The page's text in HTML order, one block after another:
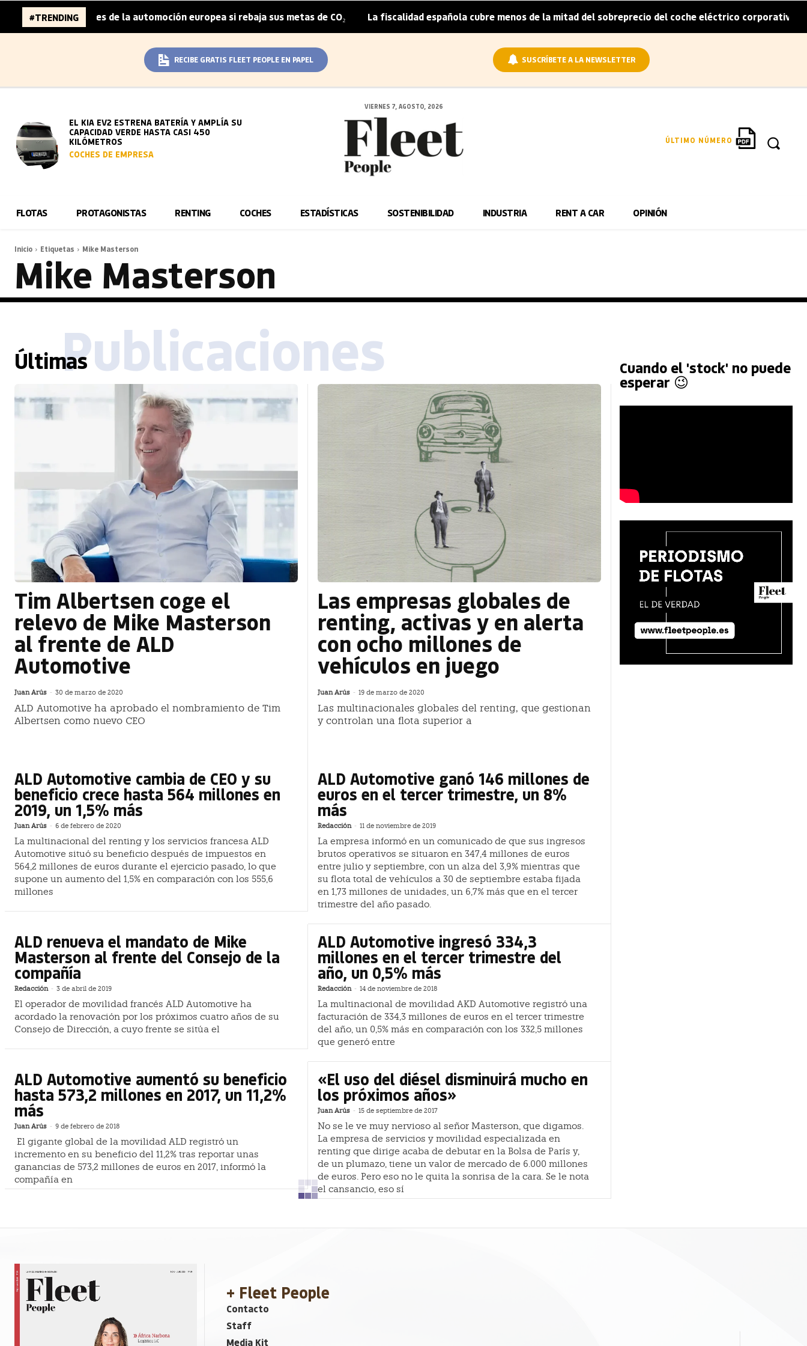
#TRENDING
96.000 millones de la automoción europea si rebaja sus metas de CO₂ | La fiscalidad española cubre menos de la mitad del sobreprecio del coche eléctrico corporativo |
RECIBE GRATIS FLEET PEOPLE EN PAPEL SUSCRÍBETE A LA NEWSLETTER
EL KIA EV2 ESTRENA BATERÍA Y AMPLÍA SU
CAPACIDAD VERDE HASTA CASI 450
KILÓMETROS
COCHES DE EMPRESA
VIERNES 7, AGOSTO, 2026
ÚLTIMO NÚMERO
FLOTAS PROTAGONISTAS RENTING COCHES ESTADÍSTICAS SOSTENIBILIDAD INDUSTRIA RENT A CAR OPINIÓN
Inicio Etiquetas Mike Masterson
Mike Masterson
ÚltimasPublicaciones
Tim Albertsen coge el
relevo de Mike Masterson
al frente de ALD
Automotive
Juan Arús - 30 de marzo de 2020
ALD Automotive ha aprobado el nombramiento de Tim
Albertsen como nuevo CEO
Las empresas globales de
renting, activas y en alerta
con ocho millones de
vehículos en juego
Juan Arús - 19 de marzo de 2020
Las multinacionales globales del renting, que gestionan
y controlan una flota superior a
ALD Automotive cambia de CEO y su
beneficio crece hasta 564 millones en
2019, un 1,5% más
Juan Arús - 6 de febrero de 2020
La multinacional del renting y los servicios francesa ALD
Automotive situó su beneficio después de impuestos en
564,2 millones de euros durante el ejercicio pasado, lo que
supone un aumento del 1,5% en comparación con los 555,6
millones
ALD Automotive ganó 146 millones de
euros en el tercer trimestre, un 8%
más
Redacción - 11 de noviembre de 2019
La empresa informó en un comunicado de que sus ingresos
brutos operativos se situaron en 347,4 millones de euros
entre julio y septiembre, con un alza del 3,9% mientras que
su flota total de vehículos a 30 de septiembre estaba fijada
en 1,73 millones de unidades, un 6,7% más que en el tercer
trimestre del año pasado.
ALD renueva el mandato de Mike
Masterson al frente del Consejo de la
compañía
Redacción - 3 de abril de 2019
El operador de movilidad francés ALD Automotive ha
acordado la renovación por los próximos cuatro años de su
Consejo de Dirección, a cuyo frente se sitúa el
ALD Automotive ingresó 334,3
millones en el tercer trimestre del
año, un 0,5% más
Redacción - 14 de noviembre de 2018
La multinacional de movilidad AKD Automotive registró una
facturación de 334,3 millones de euros en el tercer trimestre
del año, un 0,5% más en comparación con los 332,5 millones
que generó entre
ALD Automotive aumentó su beneficio
hasta 573,2 millones en 2017, un 11,2%
más
Juan Arús - 9 de febrero de 2018
El gigante global de la movilidad ALD registró un
incremento en su beneficio del 11,2% tras reportar unas
ganancias de 573,2 millones de euros en 2017, informó la
compañía en
«El uso del diésel disminuirá mucho en
los próximos años»
Juan Arús - 15 de septiembre de 2017
No se le ve muy nervioso al señor Masterson, que digamos.
La empresa de servicios y movilidad especializada en
renting que dirige acaba de debutar en la Bolsa de París y,
de un plumazo, tiene un valor de mercado de 6.000 millones
de euros. Pero eso no le quita la sonrisa de la cara. Se le nota
el cansancio, eso sí
Cuando el 'stock' no puede
esperar 😉
+ Fleet People
Contacto
Staff
Media Kit